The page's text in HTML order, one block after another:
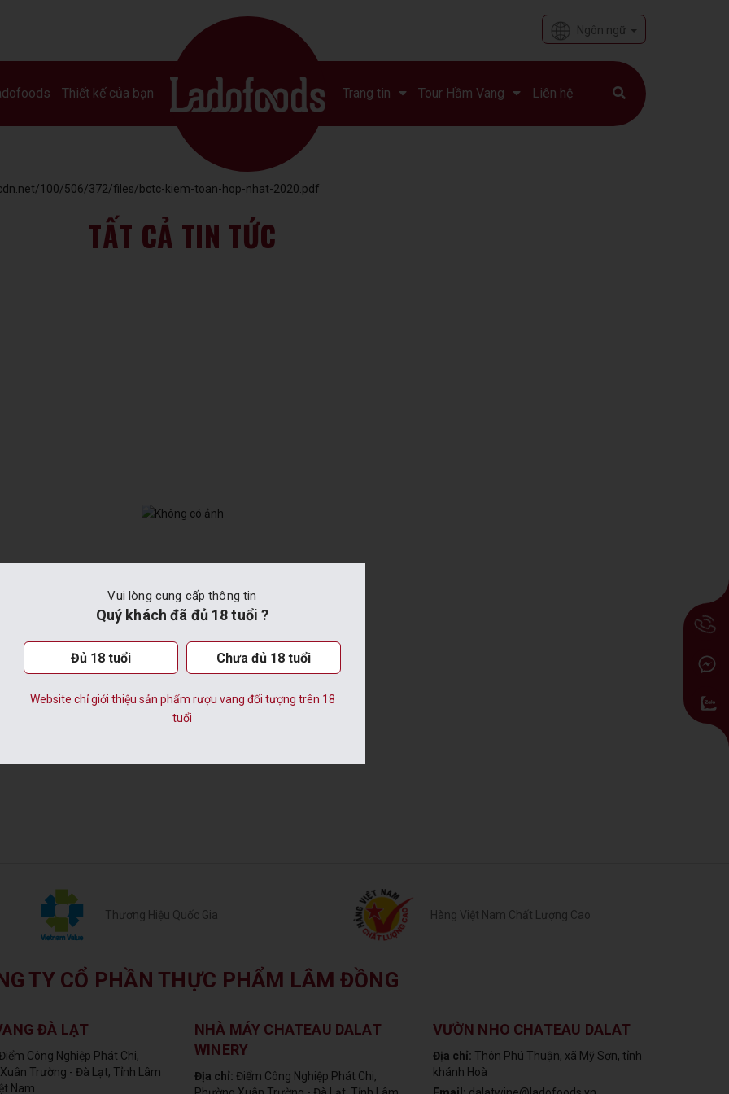
Ngôn ngữ
Thiết kế của bạn Trang tin Tour Hầm Vang Liên hệ
100/506/372/files/bctc-kiem-toan-hop-nhat-2020.pdf
TẤT CẢ TIN TỨC
chính kết thúc ngày 31/03/2021
Thương Hiệu Quốc Gia Hàng Việt Nam Chất Lượng Cao
TY CỔ PHẦN THỰC PHẨM LÂM ĐỒNG
ĐÀ LẠT
Điểm Công Nghiệp Phát Chi,
Trường - Đà Lạt, Tỉnh Lâm
Nam
NHÀ MÁY CHATEAU DALAT
WINERY
Địa chỉ: Điểm Công Nghiệp Phát Chi,
VƯỜN NHO CHATEAU DALAT
Địa chỉ: Thôn Phú Thuận, xã Mỹ Sơn, tỉnh
khánh Hoà
Vui lòng cung cấp thông tin
Quý khách đã đủ 18 tuổi ?
Đủ 18 tuổi Chưa đủ 18 tuổi
Website chỉ giới thiệu sản phẩm rượu vang đối tượng trên 18
tuổi